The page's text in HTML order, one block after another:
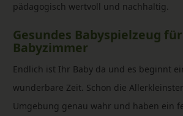
pädagogisch wertvoll und nachhaltig.
Gesundes Babyspielzeug
Babyzimmer
Endlich ist Ihr Baby da und es beginnt
wunderbare Zeit. Schon die
Umgebung genau wahr und haben ein